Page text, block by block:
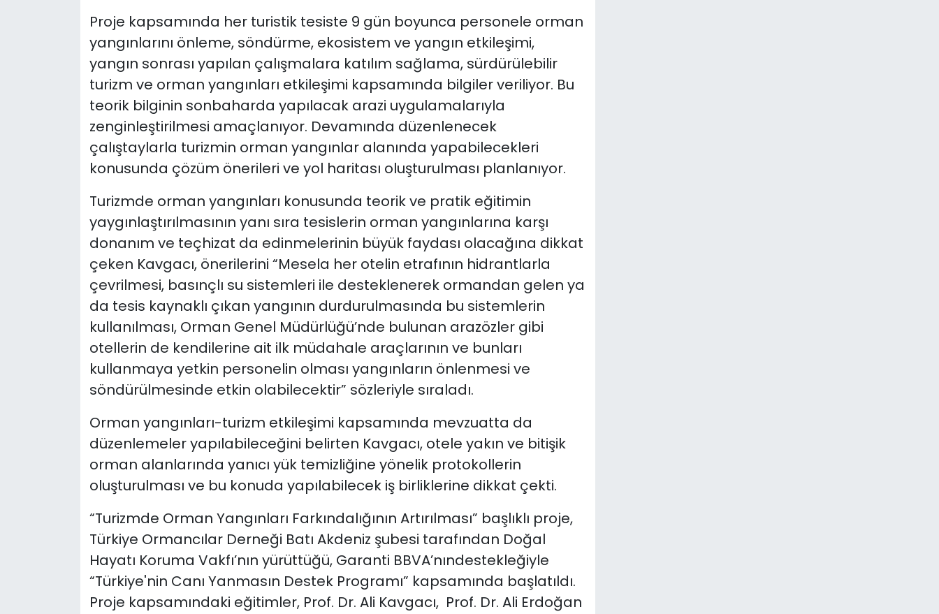
Proje kapsamında her turistik tesiste 9 gün boyunca personele orman
yangınlarını önleme, söndürme, ekosistem ve yangın etkileşimi,
yangın sonrası yapılan çalışmalara katılım sağlama, sürdürülebilir
turizm ve orman yangınları etkileşimi kapsamında bilgiler veriliyor. Bu
teorik bilginin sonbaharda yapılacak arazi uygulamalarıyla
zenginleştirilmesi amaçlanıyor. Devamında düzenlenecek
çalıştaylarla turizmin orman yangınlar alanında yapabilecekleri
konusunda çözüm önerileri ve yol haritası oluşturulması planlanıyor.
Turizmde orman yangınları konusunda teorik ve pratik eğitimin
yaygınlaştırılmasının yanı sıra tesislerin orman yangınlarına karşı
donanım ve teçhizat da edinmelerinin büyük faydası olacağına dikkat
çeken Kavgacı, önerilerini “Mesela her otelin etrafının hidrantlarla
çevrilmesi, basınçlı su sistemleri ile desteklenerek ormandan gelen ya
da tesis kaynaklı çıkan yangının durdurulmasında bu sistemlerin
kullanılması, Orman Genel Müdürlüğü’nde bulunan arazözler gibi
otellerin de kendilerine ait ilk müdahale araçlarının ve bunları
kullanmaya yetkin personelin olması yangınların önlenmesi ve
söndürülmesinde etkin olabilecektir” sözleriyle sıraladı.
Orman yangınları-turizm etkileşimi kapsamında mevzuatta da
düzenlemeler yapılabileceğini belirten Kavgacı, otele yakın ve bitişik
orman alanlarında yanıcı yük temizliğine yönelik protokollerin
oluşturulması ve bu konuda yapılabilecek iş birliklerine dikkat çekti.
“Turizmde Orman Yangınları Farkındalığının Artırılması” başlıklı proje,
Türkiye Ormancılar Derneği Batı Akdeniz şubesi tarafından Doğal
Hayatı Koruma Vakfı’nın yürüttüğü, Garanti BBVA’nındestekleğiyle
“Türkiye'nin Canı Yanmasın Destek Programı” kapsamında başlatıldı.
Proje kapsamındaki eğitimler, Prof. Dr. Ali Kavgacı, Prof. Dr. Ali Erdoğan